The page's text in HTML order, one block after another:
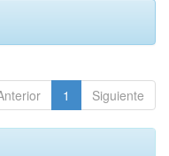
1 Siguiente